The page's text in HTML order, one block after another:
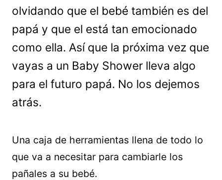
olvidando que el bebé también es del
papá y que el está tan emocionado
como ella. Así que la próxima vez que
vayas a un Baby Shower lleva algo
para el futuro papá. No los dejemos
atrás.
Una caja de herramientas llena de todo lo
que va a necesitar para cambiarle los
pañales a su bebé.